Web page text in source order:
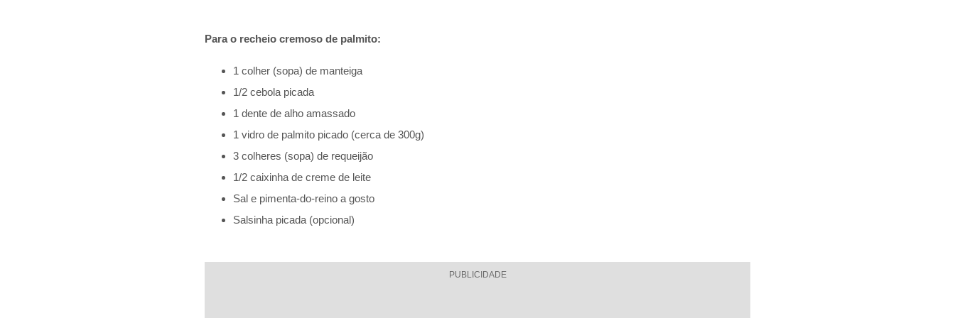
Para o recheio cremoso de palmito:
1 colher (sopa) de manteiga
1/2 cebola picada
1 dente de alho amassado
1 vidro de palmito picado (cerca de 300g)
3 colheres (sopa) de requeijão
1/2 caixinha de creme de leite
Sal e pimenta-do-reino a gosto
Salsinha picada (opcional)
PUBLICIDADE